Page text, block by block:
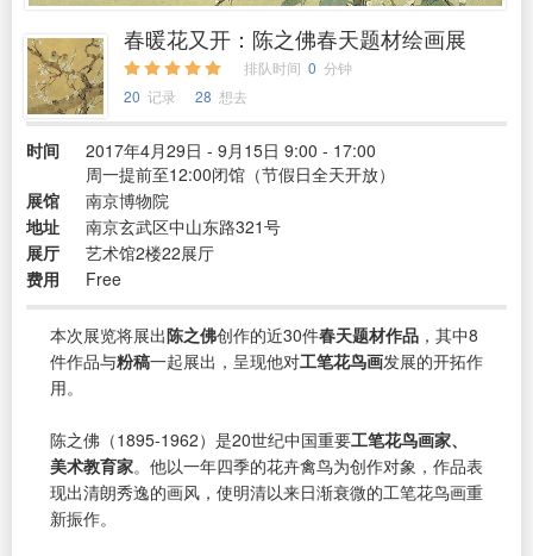
春暖花又开：陈之佛春天题材绘画展
排队时间 0 分钟
20 记录 28 想去
时间
2017年4月29日 - 9月15日 9:00 - 17:00
周一提前至12:00闭馆（节假日全天开放）
展馆
南京博物院
地址
南京玄武区中山东路321号
展厅
艺术馆2楼22展厅
费用
Free
本次展览将展出陈之佛创作的近30件春天题材作品 ，其中8
件作品与粉稿一起展出，呈现他对工笔花鸟画发展的开拓作
用。
陈之佛（1895-1962）是20世纪中国重要工笔花鸟画家、
美术教育家。他以一年四季的花卉禽鸟为创作对象，作品表
现出清朗秀逸的画风，使明清以来日渐衰微的工笔花鸟画重
新振作。